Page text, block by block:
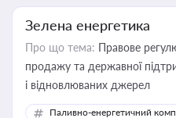
Зелена енергетика
Про що тема: Правове
продажу та державної
і відновлюваних джерел
Паливно-енергетичний